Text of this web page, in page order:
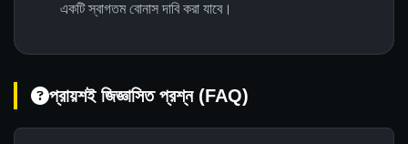
একটি স্বাগতম বোনাস দাবি করা যাবে।
প্রায়শই জিজ্ঞাসিত প্রশ্ন (FAQ)